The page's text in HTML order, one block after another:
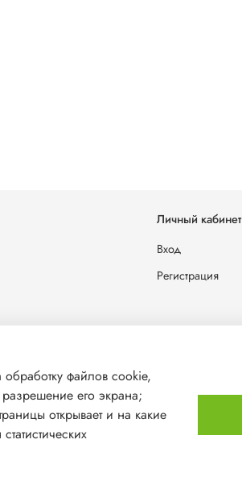
данных
Личный кабинет
Вход
Регистрация
файлов cookie,
его экрана;
открывает и на какие